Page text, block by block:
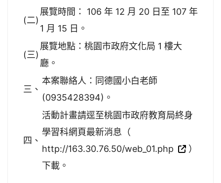
(二)
展覽時間： 106 年 12 月 20 日至 107 年
1 月 15 日。
(三)
展覽地點：桃園市政府文化局 1 樓大
廳。
三、
本案聯絡人：同德國小白老師
(0935428394)。
四、
活動計畫請逕至桃園市政府教育局終身
學習科網頁最新消息（
http://163.30.76.50/web_01.php
）
下載。